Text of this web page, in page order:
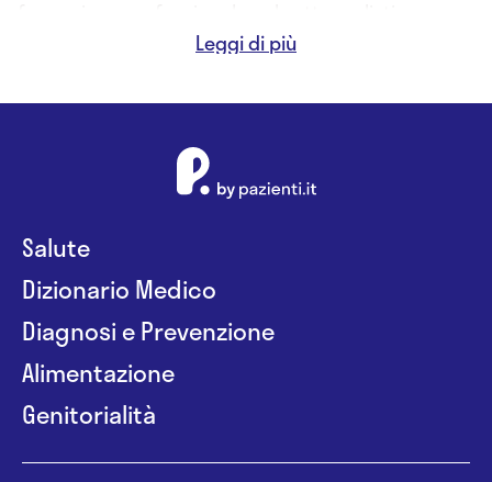
Scrittore a livello nazionale.
Salute
Dizionario Medico
Diagnosi e Prevenzione
Alimentazione
Genitorialità